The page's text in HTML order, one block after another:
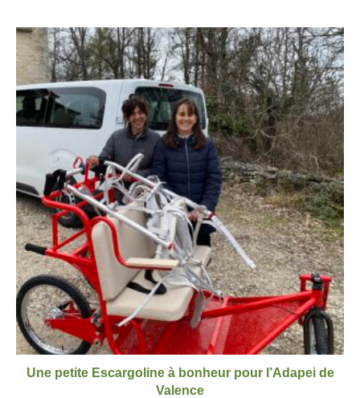
Une petite Escargoline à bonheur pour l’Adapei de
Valence